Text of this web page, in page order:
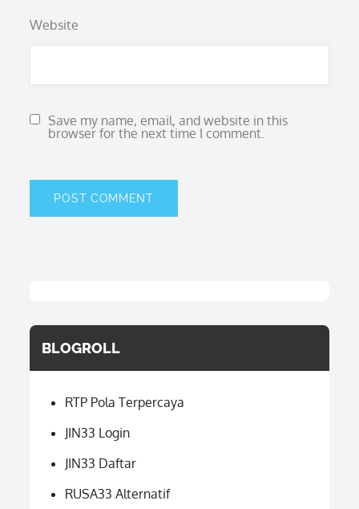
Website
Save my name, email, and website in this
browser for the next time I comment.
BLOGROLL
RTP Pola Terpercaya
JIN33 Login
JIN33 Daftar
RUSA33 Alternatif